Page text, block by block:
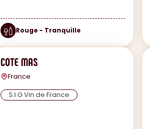
Rouge - Tranquille
COTE MAS
France
S.I.G Vin de France